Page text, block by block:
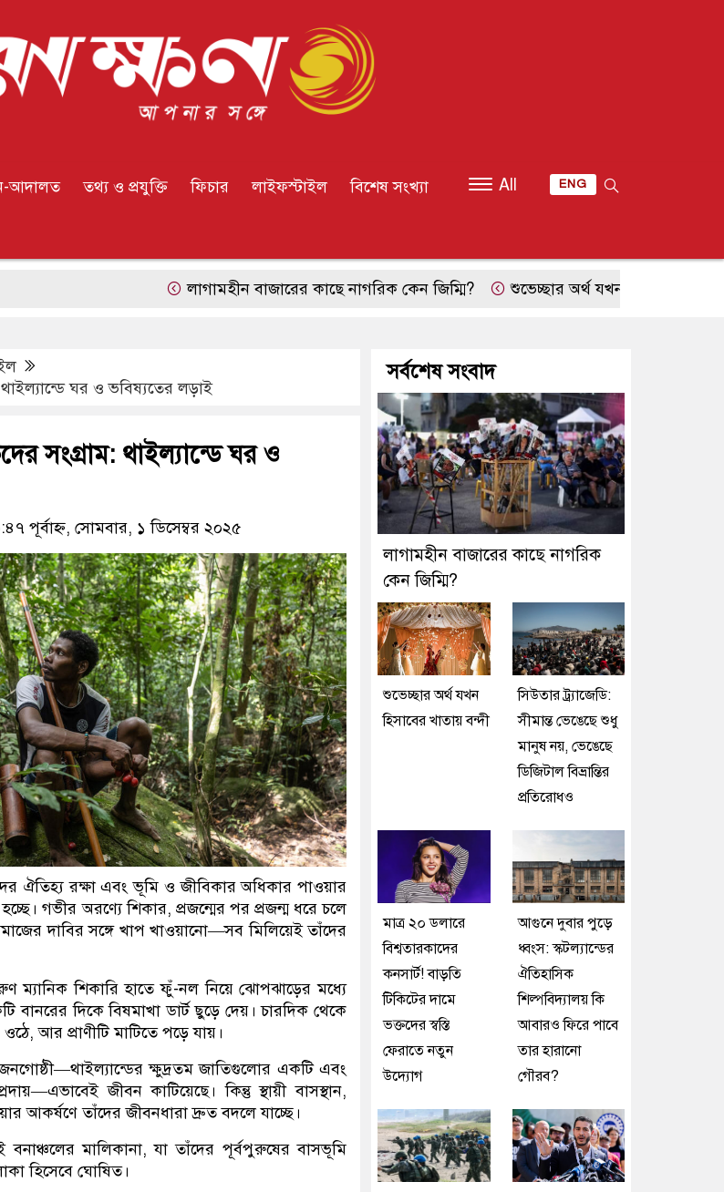
আদালত তথ্য ও প্রযুক্তি ফিচার লাইফস্টাইল বিশেষ সংখ্যা All ENG
লাগামহীন বাজারের কাছে নাগরিক কেন জিম্মি? শুভেচ্ছার অর্থ যখন হিসাবের খাতায় বন্দী
ঘর ও ভবিষ্যতের লড়াই
সংগ্রাম: থাইল্যান্ডে ঘর ও
পূর্বাহ্ন, সোমবার, ১ ডিসেম্বর ২০২৫
ঐতিহ্য রক্ষা এবং ভূমি ও জীবিকার অধিকার পাওয়ার
গভীর অরণ্যে শিকার, প্রজন্মের পর প্রজন্ম ধরে চলে
দাবির সঙ্গে খাপ খাওয়ানো—সব মিলিয়েই তাঁদের
ম্যানিক শিকারি হাতে ফুঁ-নল নিয়ে ঝোপঝাড়ের মধ্যে
বানরের দিকে বিষমাখা ডার্ট ছুড়ে দেয়। চারদিক থেকে
আর প্রাণীটি মাটিতে পড়ে যায়।
ক্ষুদ্রতম জাতিগুলোর একটি এবং
জীবন কাটিয়েছে। কিন্তু স্থায়ী বাসস্থান,
আকর্ষণে তাঁদের জীবনধারা দ্রুত বদলে যাচ্ছে।
মালিকানা, যা তাঁদের পূর্বপুরুষের বাসভূমি
হিসেবে ঘোষিত।
সর্বশেষ সংবাদ
লাগামহীন বাজারের কাছে নাগরিক
কেন জিম্মি?
শুভেচ্ছার অর্থ যখন
হিসাবের খাতায় বন্দী
সিউতার ট্র্যাজেডি:
সীমান্ত ভেঙেছে শুধু
মানুষ নয়, ভেঙেছে
ডিজিটাল বিভ্রান্তির
প্রতিরোধও
মাত্র ২০ ডলারে
বিশ্বতারকাদের
কনসার্ট! বাড়তি
টিকিটের দামে
ভক্তদের স্বস্তি
ফেরাতে নতুন
উদ্যোগ
আগুনে দুবার পুড়ে
ধ্বংস: স্কটল্যান্ডের
ঐতিহাসিক
শিল্পবিদ্যালয় কি
আবারও ফিরে পাবে
তার হারানো
গৌরব?